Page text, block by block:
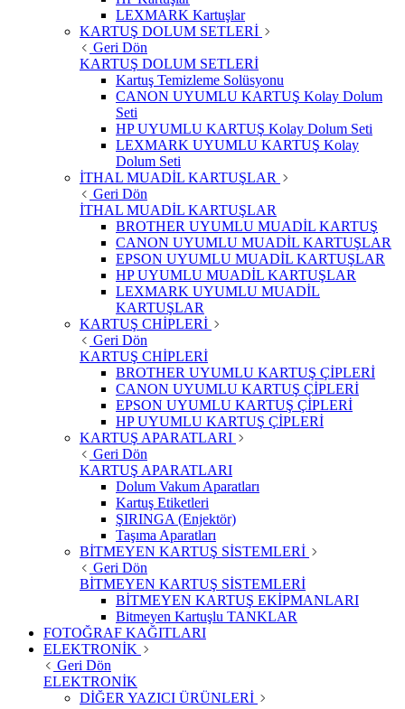
LEXMARK Kartuşlar
KARTUŞ DOLUM SETLERİ
Geri Dön
KARTUŞ DOLUM SETLERİ
Kartuş Temizleme Solüsyonu
CANON UYUMLU KARTUŞ Kolay Dolum
Seti
HP UYUMLU KARTUŞ Kolay Dolum Seti
LEXMARK UYUMLU KARTUŞ Kolay
Dolum Seti
İTHAL MUADİL KARTUŞLAR
Geri Dön
İTHAL MUADİL KARTUŞLAR
BROTHER UYUMLU MUADİL KARTUŞ
CANON UYUMLU MUADİL KARTUŞLAR
EPSON UYUMLU MUADİL KARTUŞLAR
HP UYUMLU MUADİL KARTUŞLAR
LEXMARK UYUMLU MUADİL
KARTUŞLAR
KARTUŞ CHİPLERİ
Geri Dön
KARTUŞ CHİPLERİ
BROTHER UYUMLU KARTUŞ ÇİPLERİ
CANON UYUMLU KARTUŞ ÇİPLERİ
EPSON UYUMLU KARTUŞ ÇİPLERİ
HP UYUMLU KARTUŞ ÇİPLERİ
KARTUŞ APARATLARI
Geri Dön
KARTUŞ APARATLARI
Dolum Vakum Aparatları
Kartuş Etiketleri
ŞIRINGA (Enjektör)
Taşıma Aparatları
BİTMEYEN KARTUŞ SİSTEMLERİ
Geri Dön
BİTMEYEN KARTUŞ SİSTEMLERİ
BİTMEYEN KARTUŞ EKİPMANLARI
Bitmeyen Kartuşlu TANKLAR
FOTOĞRAF KAĞITLARI
ELEKTRONİK
Geri Dön
ELEKTRONİK
DİĞER YAZICI ÜRÜNLERİ